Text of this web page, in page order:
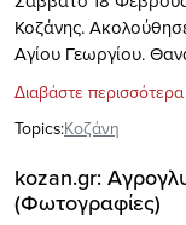
Κοζάνης.
Αγίου Γεωργίου.
Διαβάστε περισσότερα
Topics:Κοζάνη
kozan.gr:
(Φωτογραφίες)